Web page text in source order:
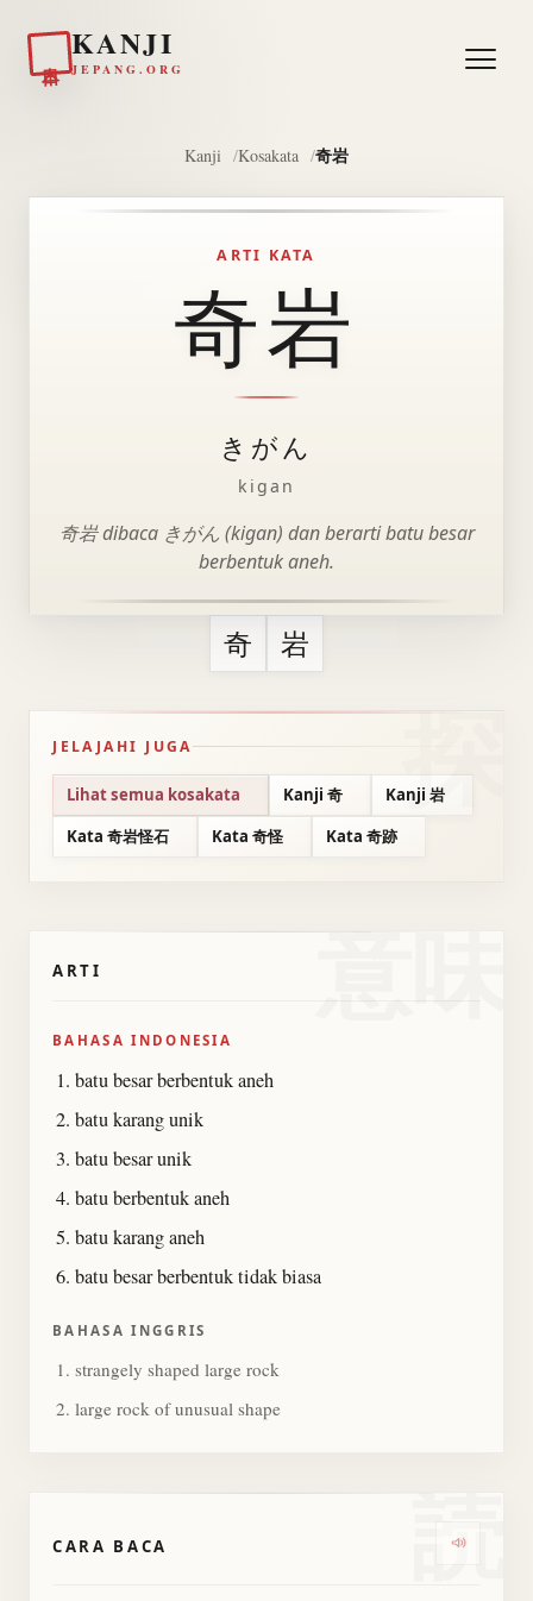
KANJI
JEPANG.ORG
Kanji Kosakata 奇岩
ARTI KATA
奇岩
きがん
kigan
奇岩 dibaca きがん (kigan) dan berarti batu besar
berbentuk aneh.
奇 岩
JELAJAHI JUGA
Lihat semua kosakata Kanji 奇
Kanji 岩
Kata 奇岩怪石
Kata 奇怪 Kata 奇跡
意味
ARTI
BAHASA INDONESIA
batu besar berbentuk aneh
batu karang unik
batu besar unik
batu berbentuk aneh
batu karang aneh
batu besar berbentuk tidak biasa
BAHASA INGGRIS
strangely shaped large rock
large rock of unusual shape
読
CARA BACA